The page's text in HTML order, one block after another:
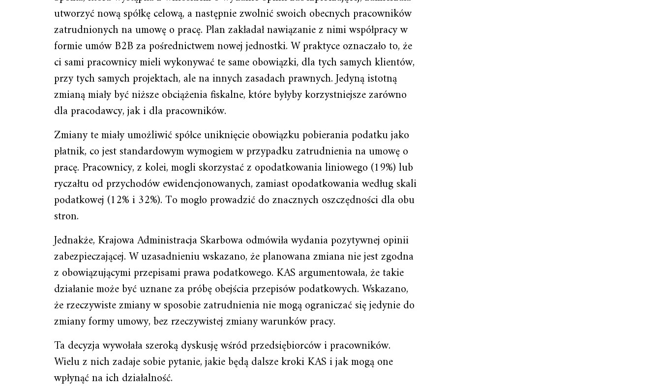
utworzyć nową spółkę celową, a następnie zwolnić swoich obecnych pracowników
zatrudnionych na umowę o pracę. Plan zakładał nawiązanie z nimi współpracy w
formie umów B2B za pośrednictwem nowej jednostki. W praktyce oznaczało to, że
ci sami pracownicy mieli wykonywać te same obowiązki, dla tych samych klientów,
przy tych samych projektach, ale na innych zasadach prawnych. Jedyną istotną
zmianą miały być niższe obciążenia fiskalne, które byłyby korzystniejsze zarówno
dla pracodawcy, jak i dla pracowników.
Zmiany te miały umożliwić spółce uniknięcie obowiązku pobierania podatku jako
płatnik, co jest standardowym wymogiem w przypadku zatrudnienia na umowę o
pracę. Pracownicy, z kolei, mogli skorzystać z opodatkowania liniowego (19%) lub
ryczałtu od przychodów ewidencjonowanych, zamiast opodatkowania według skali
podatkowej (12% i 32%). To mogło prowadzić do znacznych oszczędności dla obu
stron.
Jednakże, Krajowa Administracja Skarbowa odmówiła wydania pozytywnej opinii
zabezpieczającej. W uzasadnieniu wskazano, że planowana zmiana nie jest zgodna
z obowiązującymi przepisami prawa podatkowego. KAS argumentowała, że takie
działanie może być uznane za próbę obejścia przepisów podatkowych. Wskazano,
że rzeczywiste zmiany w sposobie zatrudnienia nie mogą ograniczać się jedynie do
zmiany formy umowy, bez rzeczywistej zmiany warunków pracy.
Ta decyzja wywołała szeroką dyskusję wśród przedsiębiorców i pracowników.
Wielu z nich zadaje sobie pytanie, jakie będą dalsze kroki KAS i jak mogą one
wpłynąć na ich działalność.